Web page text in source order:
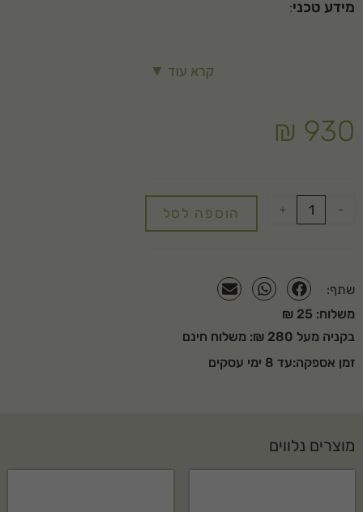
מידע טכני:
ליצירת מצע עשיר ופורה במיוחד לגינון, לשתילת דשא ולהשבחת הגינה.
קרא עוד ▼
₪ 930
-
+ הוספה לסל
שתף:
משלוח: 25 ₪
בקניה מעל 280 ₪: משלוח חינם
זמן אספקה:עד 8 ימי עסקים
מוצרים נלווים